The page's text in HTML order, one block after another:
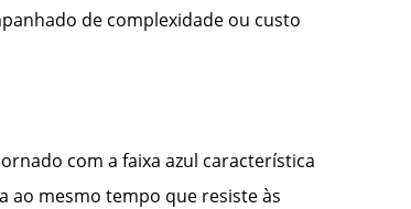
de complexidade ou custo
com a faixa azul característica
mesmo tempo que resiste às